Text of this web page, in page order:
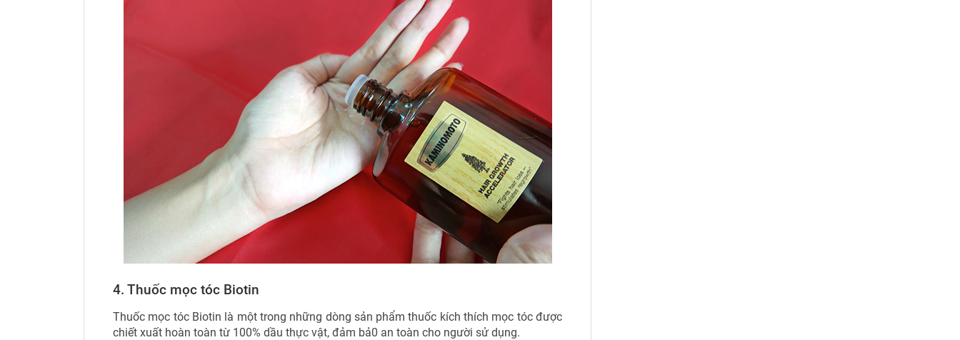
4. Thuốc mọc tóc Biotin
Thuốc mọc tóc Biotin là một trong những dòng sản phẩm thuốc kích thích mọc tóc được
chiết xuất hoàn toàn từ 100% dầu thực vật, đảm bả0 an toàn cho người sử dụng.